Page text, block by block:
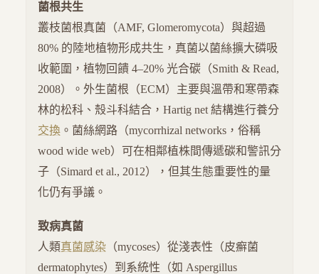
菌根共生
叢枝菌根真菌（AMF, Glomeromycota）與超過
80% 的陸地植物形成共生，真菌以菌絲擴大磷吸
收範圍，植物回饋 4–20% 光合碳（Smith & Read,
2008）。外生菌根（ECM）主要與溫帶和寒帶森
林的松科、殼斗科結合，Hartig net 結構進行養分
交換 。菌絲網路（mycorrhizal networks，俗稱
wood wide web）可在相鄰植株間傳遞碳和警訊分
子（Simard et al., 2012），但其生態重要性的量
化仍有爭議。
致病真菌
人類真菌感染 （mycoses）從淺表性（皮癬菌
dermatophytes）到系統性（如 Aspergillus